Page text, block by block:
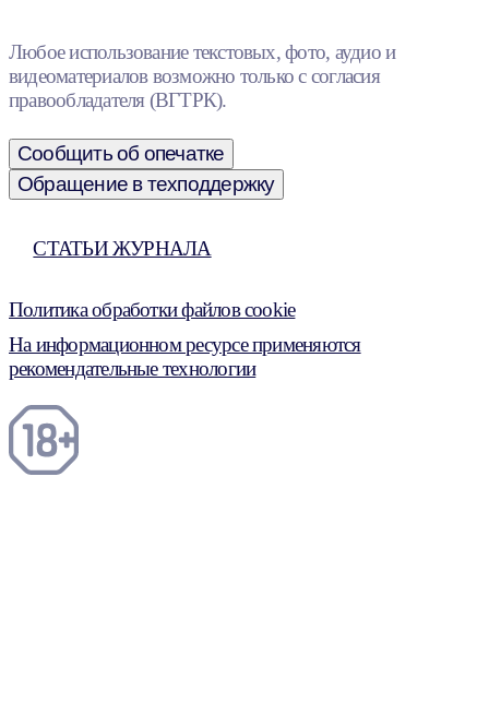
Любое использование текстовых, фото, аудио и
видеоматериалов возможно только с согласия
правообладателя (ВГТРК).
Сообщить об опечатке
Обращение в техподдержку
СТАТЬИ ЖУРНАЛА
Политика обработки файлов cookie
На информационном ресурсе применяются
рекомендательные технологии